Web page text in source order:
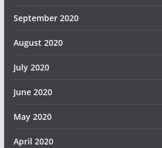
September 2020
August 2020
July 2020
June 2020
May 2020
April 2020